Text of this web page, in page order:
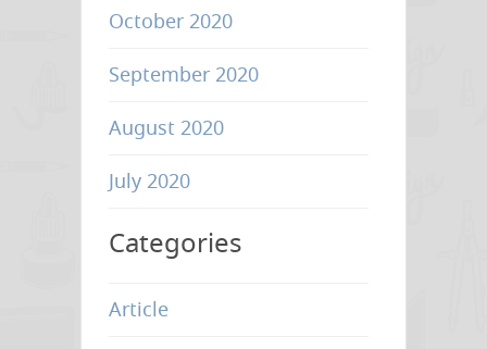
October 2020
September 2020
August 2020
July 2020
Categories
Article